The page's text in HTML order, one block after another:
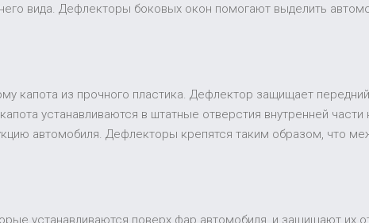
вида. Дефлекторы боковых окон помогают выделить
капота из прочного пластика. Дефлектор защищает
устанавливаются в штатные отверстия внутренней
автомобиля. Дефлекторы крепятся таким образом, что
устанавливаются поверх фар автомобиля, и защищают их